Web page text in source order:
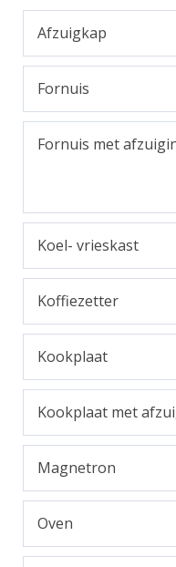
Afzuigkap
Fornuis
Fornuis met
Koel- vrieskast
Koffiezetter
Kookplaat
Kookplaat met
Magnetron
Oven